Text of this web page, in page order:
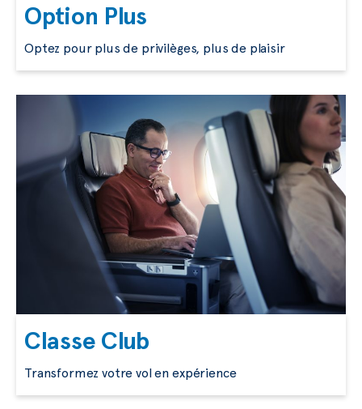
Option Plus
Optez pour plus de privilèges, plus de plaisir
Classe Club
Transformez votre vol en expérience